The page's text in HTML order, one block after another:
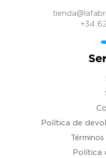
+34
Política de
Política